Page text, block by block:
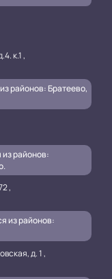
к.1 ,
районов: Братеево,
районов:
,
из районов:
д. 1 ,